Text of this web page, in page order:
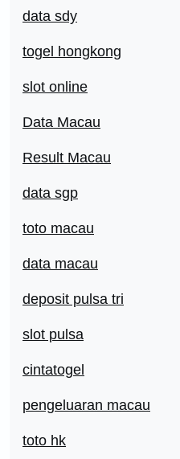
data sdy
togel hongkong
slot online
Data Macau
Result Macau
data sgp
toto macau
data macau
deposit pulsa tri
slot pulsa
cintatogel
pengeluaran macau
toto hk